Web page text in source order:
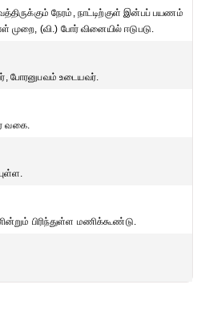
நேரம், நாட்டிற்குள் இன்பப் பயணம்
முறை, (வி.) போர் வினையில் ஈடுபடு.
போரனுபவம் உடையவர்.
வகை.
பிரிந்துள்ள மணிக்கூண்டு.